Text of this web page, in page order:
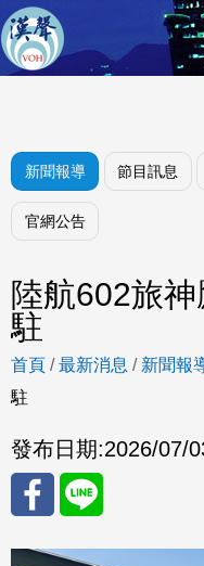
新聞報導 節目訊息
官網公告
陸航602旅
駐
首頁 /最新消息 / 新聞報
駐
發布日期:2026/07/
分享 分享